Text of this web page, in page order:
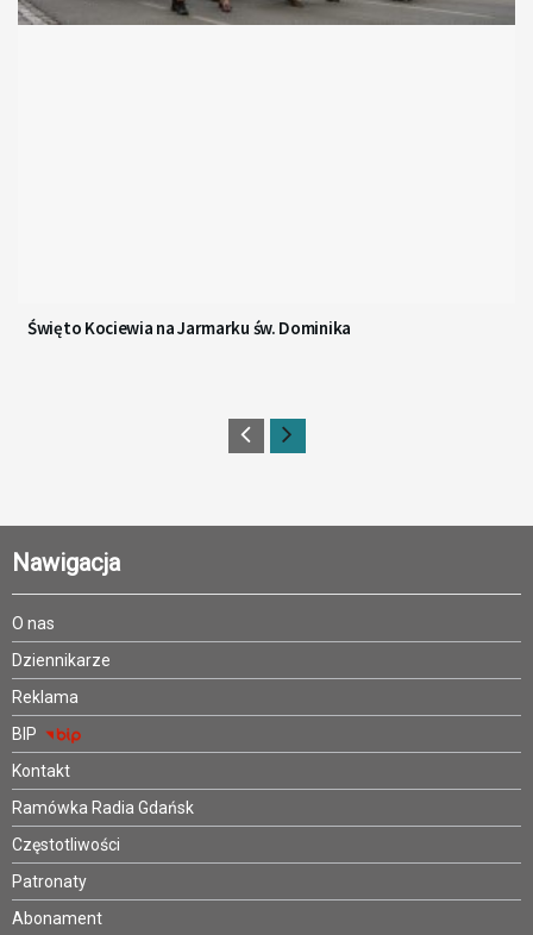
Święto Kociewia na Jarmarku św. Dominika
Nawigacja
O nas
Dziennikarze
Reklama
BIP
Kontakt
Ramówka Radia Gdańsk
Częstotliwości
Patronaty
Abonament